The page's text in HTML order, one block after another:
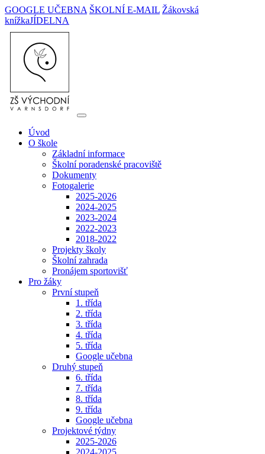
GOOGLE UČEBNA ŠKOLNÍ E-MAIL Žákovská
knížkaJÍDELNA
Úvod
O škole
Základní informace
Školní poradenské pracoviště
Dokumenty
Fotogalerie
2025-2026
2024-2025
2023-2024
2022-2023
2018-2022
Projekty školy
Školní zahrada
Pronájem sportovišť
Pro žáky
První stupeň
1. třída
2. třída
3. třída
4. třída
5. třída
Google učebna
Druhý stupeň
6. třída
7. třída
8. třída
9. třída
Google učebna
Projektové týdny
2025-2026
2024-2025